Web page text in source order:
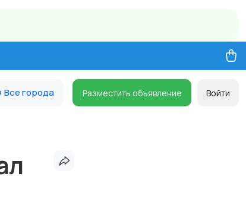
Все города Разместить объявление Войти